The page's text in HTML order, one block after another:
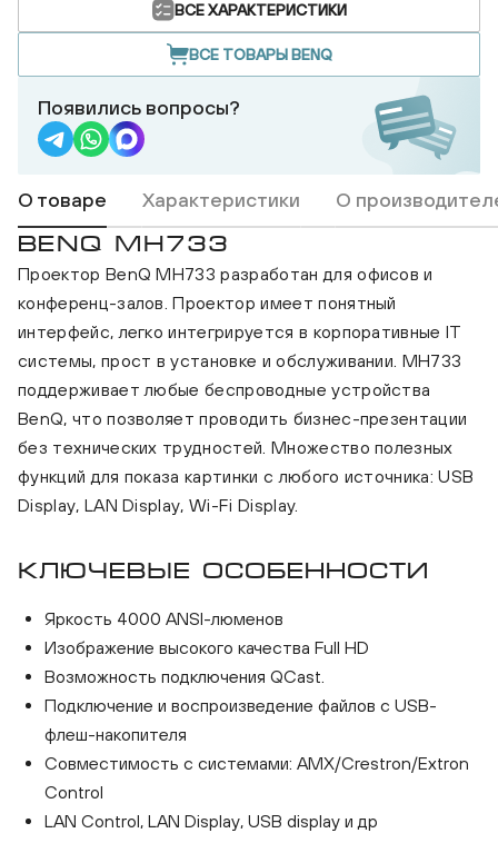
ВСЕ ХАРАКТЕРИСТИКИ
ВСЕ ТОВАРЫ BENQ
Появились вопросы?
О товаре Характеристики О
BENQ MH733
Проектор BenQ MH733 разработан для офисов и
конференц-залов. Проектор имеет понятный
интерфейс, легко интегрируется в корпоративные IT
системы, прост в установке и обслуживании. MH733
поддерживает любые беспроводные устройства
BenQ, что позволяет проводить бизнес-презентации
без технических трудностей. Множество полезных
функций для показа картинки с любого источника: USB
Display, LAN Display, Wi-Fi Display.
Ключевые особенности
Яркость 4000 ANSI-люменов
Изображение высокого качества Full HD
Возможность подключения QCast.
Подключение и воспроизведение файлов с USB-
флеш-накопителя
Совместимость с системами: AMX/Crestron/Extron
Control
LAN Control, LAN Display, USB display и др